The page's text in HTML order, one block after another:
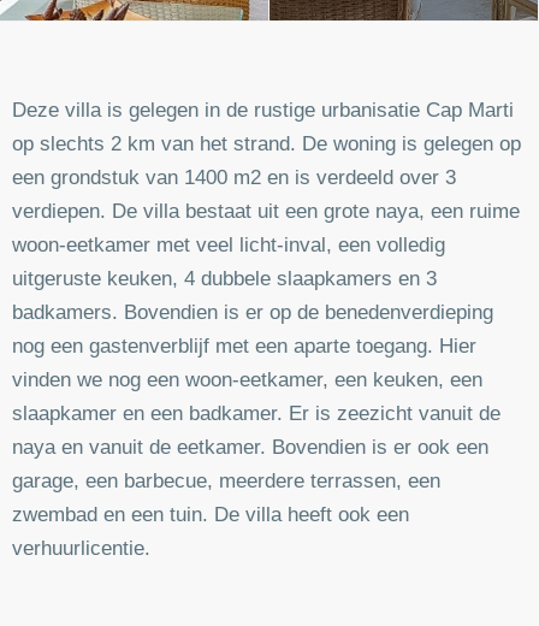
Deze villa is gelegen in de rustige urbanisatie Cap Marti
op slechts 2 km van het strand. De woning is gelegen op
een grondstuk van 1400 m2 en is verdeeld over 3
verdiepen. De villa bestaat uit een grote naya, een ruime
woon-eetkamer met veel licht-inval, een volledig
uitgeruste keuken, 4 dubbele slaapkamers en 3
badkamers. Bovendien is er op de benedenverdieping
nog een gastenverblijf met een aparte toegang. Hier
vinden we nog een woon-eetkamer, een keuken, een
slaapkamer en een badkamer. Er is zeezicht vanuit de
naya en vanuit de eetkamer. Bovendien is er ook een
garage, een barbecue, meerdere terrassen, een
zwembad en een tuin. De villa heeft ook een
verhuurlicentie.